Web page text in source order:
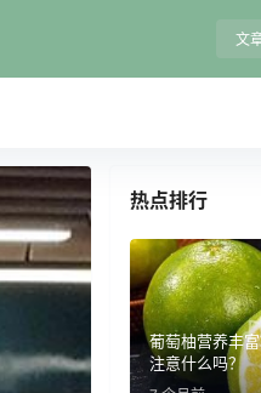
文
热点排行
葡萄柚营养丰
注意什么吗？